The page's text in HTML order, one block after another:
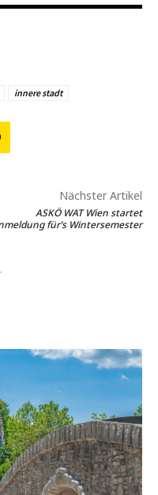
innere stadt
Nächster Artikel
ASKÖ WAT Wien startet
für’s Wintersemester